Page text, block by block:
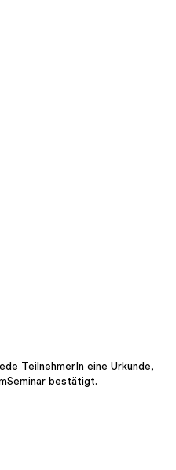
TeilnehmerIn eine Urkunde,
bestätigt.